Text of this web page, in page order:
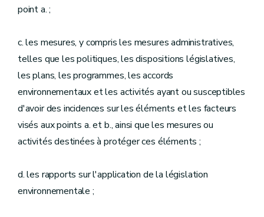
point a. ;
c. les mesures, y compris les mesures administratives,
telles que les politiques, les dispositions législatives,
les plans, les programmes, les accords
environnementaux et les activités ayant ou susceptibles
d'avoir des incidences sur les éléments et les facteurs
visés aux points a. et b., ainsi que les mesures ou
activités destinées à protéger ces éléments ;
d. les rapports sur l'application de la législation
environnementale ;